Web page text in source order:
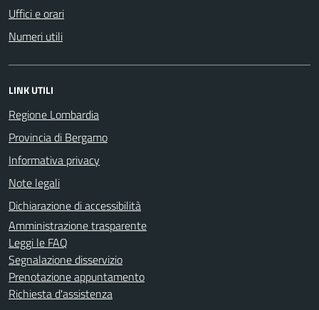
Uffici e orari
Numeri utili
LINK UTILI
Regione Lombardia
Provincia di Bergamo
Informativa privacy
Note legali
Dichiarazione di accessibilità
Amministrazione trasparente
Leggi le FAQ
Segnalazione disservizio
Prenotazione appuntamento
Richiesta d'assistenza